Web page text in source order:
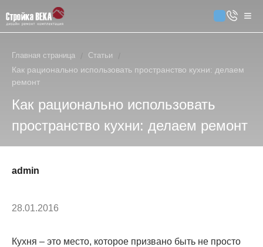
Главная страница Статьи
Как рационально использовать пространство кухни: делаем
ремонт
Как рационально использовать
пространство кухни: делаем ремонт
admin
28.01.2016
Кухня – это место, которое призвано быть не просто